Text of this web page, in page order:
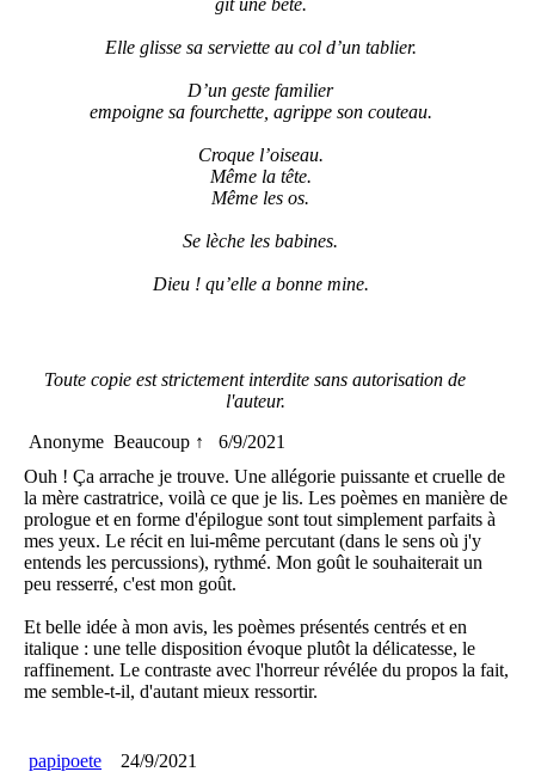
gît une bête.
Elle glisse sa serviette au col d’un tablier.
D’un geste familier
empoigne sa fourchette, agrippe son couteau.
Croque l’oiseau.
Même la tête.
Même les os.
Se lèche les babines.
Dieu ! qu’elle a bonne mine.
Toute copie est strictement interdite sans autorisation de
l'auteur.
Anonyme Beaucoup ↑
6/9/2021
Ouh ! Ça arrache je trouve. Une allégorie puissante et cruelle de
la mère castratrice, voilà ce que je lis. Les poèmes en manière de
prologue et en forme d'épilogue sont tout simplement parfaits à
mes yeux. Le récit en lui-même percutant (dans le sens où j'y
entends les percussions), rythmé. Mon goût le souhaiterait un
peu resserré, c'est mon goût.
Et belle idée à mon avis, les poèmes présentés centrés et en
italique : une telle disposition évoque plutôt la délicatesse, le
raffinement. Le contraste avec l'horreur révélée du propos la fait,
me semble-t-il, d'autant mieux ressortir.
papipoete
24/9/2021